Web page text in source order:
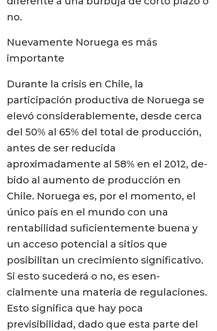
no.
Nuevamente Noruega es más
importante
Durante la crisis en Chile, la
participación productiva de Noruega se
elevó considerablemente, desde cerca
del 50% al 65% del total de producción,
antes de ser reducida
aproximadamente al 58% en el 2012, de-
bido al aumento de producción en
Chile. Noruega es, por el momento, el
único país en el mundo con una
rentabilidad suficientemente buena y
un acceso potencial a sitios que
posibilitan un crecimiento significativo.
Si esto sucederá o no, es esen-
cialmente una materia de regulaciones.
Esto significa que hay poca
previsibilidad, dado que esta parte del